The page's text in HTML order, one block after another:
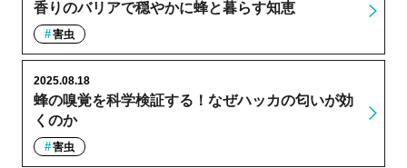
香りのバリアで穏やかに蜂と暮らす知恵
害虫
蜂の嗅覚を科学検証する！なぜハッカの匂いが効
くのか
2025.08.18
害虫